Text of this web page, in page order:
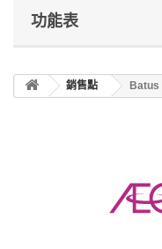
功能表
銷售點 Batus